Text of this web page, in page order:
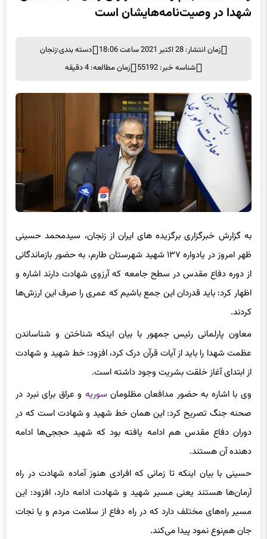
وحدت، انسجام و اطاعت از ولی زمان مبحث اصلی
زمان انتشار: 28 اکتبر 2021 ساعت 18:06 دسته بندی:
به گزارش خبرگزاری برگزیده های ایران از زنجان، سیدمحمد حسینی
ظهر امروز در یادواره ۱۳۷ شهید شهرستان طارم، به حضور بازماندگانی
از دوره دفاع مقدس در سطح جامعه که آرزوی شهادت دارند اشاره و
اظهار کرد: باید قدردان این جمع باشیم که عمری را صرف این ارزش‌ها
کردند.
معاون پارلمانی رئیس جمهور با بیان اینکه شناختن و شناساندن
عظمت شهدا را باید از آیات قرآن درک کرد، افزود: خط شهید و شهادت
از ابتدای آغاز خلقت بشریت وجود داشته است.
وی با اشاره به حضور مدافعان مظلومانسوریه و عراق برای نبرد در
صحنه جنگ تصریح کرد: این همان خط شهید و شهادت است که در
دوران دفاع مقدس هم ادامه یافته بود که شهید حججی‌ها ادامه
دهنده آن هستند.
حسینی با بیان اینکه تا زمانی که افرادی هنوز آماده شهادت در راه
آرمان‌ها هستند یعنی مسیر شهید و شهادت ادامه دارد، افزود: این
مسیر راه‌های مختلف دارد که در راه دفاع از سلامت مردم و یا نجات